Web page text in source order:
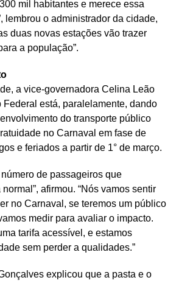
mil habitantes e merece essa
lembrou o administrador da cidade,
duas novas estações vão trazer
a população”.
a vice-governadora Celina Leão
Federal está, paralelamente, dando
do transporte público
no Carnaval em fase de
e feriados a partir de 1° de março.
de passageiros que
afirmou. “Nós vamos sentir
no Carnaval, se teremos um público
medir para avaliar o impacto.
tarifa acessível, e estamos
sem perder a qualidades.”
explicou que a pasta e o